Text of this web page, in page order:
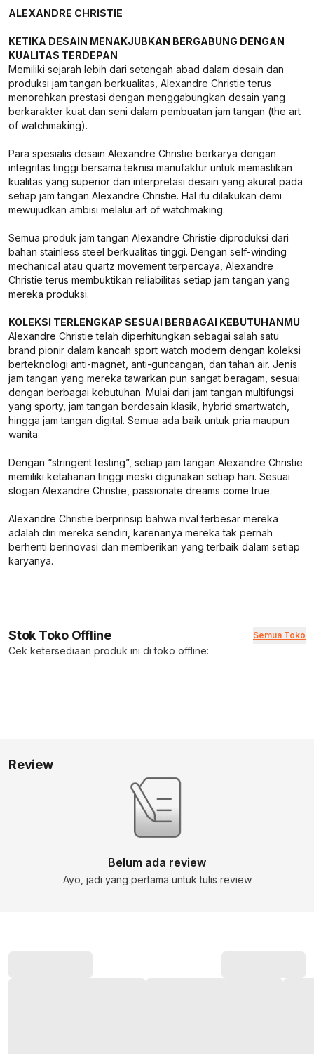
ALEXANDRE CHRISTIE
KETIKA DESAIN MENAKJUBKAN BERGABUNG DENGAN
KUALITAS TERDEPAN
Memiliki sejarah lebih dari setengah abad dalam desain dan
produksi jam tangan berkualitas, Alexandre Christie terus
menorehkan prestasi dengan menggabungkan desain yang
berkarakter kuat dan seni dalam pembuatan jam tangan (the art
of watchmaking).
Para spesialis desain Alexandre Christie berkarya dengan
integritas tinggi bersama teknisi manufaktur untuk memastikan
kualitas yang superior dan interpretasi desain yang akurat pada
setiap jam tangan Alexandre Christie. Hal itu dilakukan demi
mewujudkan ambisi melalui art of watchmaking.
Semua produk jam tangan Alexandre Christie diproduksi dari
bahan stainless steel berkualitas tinggi. Dengan self-winding
mechanical atau quartz movement terpercaya, Alexandre
Christie terus membuktikan reliabilitas setiap jam tangan yang
mereka produksi.
KOLEKSI TERLENGKAP SESUAI BERBAGAI KEBUTUHANMU
Alexandre Christie telah diperhitungkan sebagai salah satu
brand pionir dalam kancah sport watch modern dengan koleksi
berteknologi anti-magnet, anti-guncangan, dan tahan air. Jenis
jam tangan yang mereka tawarkan pun sangat beragam, sesuai
dengan berbagai kebutuhan. Mulai dari jam tangan multifungsi
yang sporty, jam tangan berdesain klasik, hybrid smartwatch,
hingga jam tangan digital. Semua ada baik untuk pria maupun
wanita.
Dengan “stringent testing”, setiap jam tangan Alexandre Christie
memiliki ketahanan tinggi meski digunakan setiap hari. Sesuai
slogan Alexandre Christie, passionate dreams come true.
Alexandre Christie berprinsip bahwa rival terbesar mereka
adalah diri mereka sendiri, karenanya mereka tak pernah
berhenti berinovasi dan memberikan yang terbaik dalam setiap
karyanya.
Stok Toko Offline Semua Toko
Cek ketersediaan produk ini di toko offline:
Review
Belum ada review
Ayo, jadi yang pertama untuk tulis review